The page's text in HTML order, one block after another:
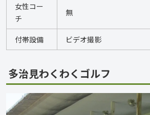
女性コー
チ
無
付帯設備 ビデオ撮影
多治見わくわくゴルフ